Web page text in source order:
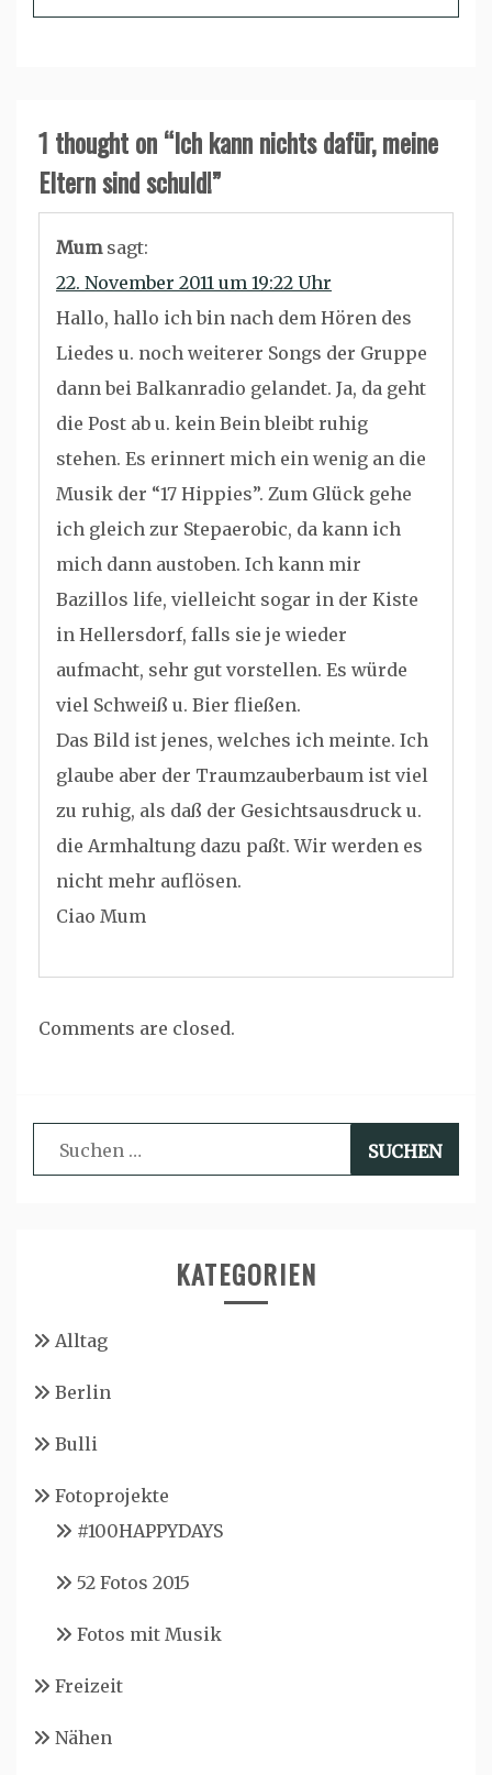
1 thought on “Ich kann nichts dafür, meine
Eltern sind schuld!”
Mum sagt:
22. November 2011 um 19:22 Uhr
Hallo, hallo ich bin nach dem Hören des
Liedes u. noch weiterer Songs der Gruppe
dann bei Balkanradio gelandet. Ja, da geht
die Post ab u. kein Bein bleibt ruhig
stehen. Es erinnert mich ein wenig an die
Musik der “17 Hippies”. Zum Glück gehe
ich gleich zur Stepaerobic, da kann ich
mich dann austoben. Ich kann mir
Bazillos life, vielleicht sogar in der Kiste
in Hellersdorf, falls sie je wieder
aufmacht, sehr gut vorstellen. Es würde
viel Schweiß u. Bier fließen.
Das Bild ist jenes, welches ich meinte. Ich
glaube aber der Traumzauberbaum ist viel
zu ruhig, als daß der Gesichtsausdruck u.
die Armhaltung dazu paßt. Wir werden es
nicht mehr auflösen.
Ciao Mum
Comments are closed.
Suchen
nach:
KATEGORIEN
Alltag
Berlin
Bulli
Fotoprojekte
#100HAPPYDAYS
52 Fotos 2015
Fotos mit Musik
Freizeit
Nähen